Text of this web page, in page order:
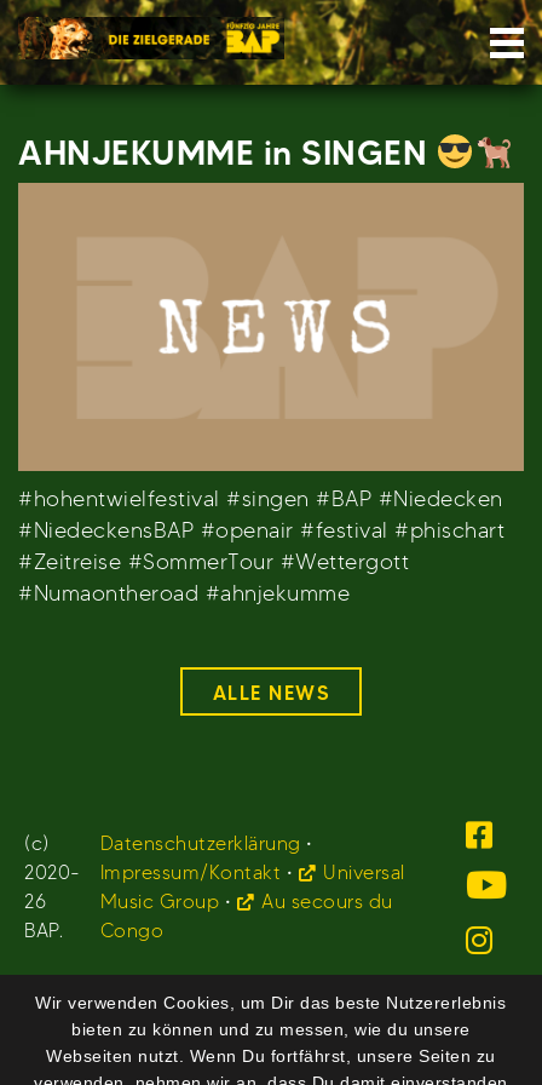
Skip
to
content
AHNJEKUMME in SINGEN
#hohentwielfestival #singen #BAP #Niedecken
#NiedeckensBAP #openair #festival #phischart
#Zeitreise #SommerTour #Wettergott
#Numaontheroad #ahnjekumme
ALLE NEWS
(c)
2020-
26
BAP.
Datenschutzerklärung •
Impressum/Kontakt •
Universal
Music Group •
Au secours du
Congo
Wir verwenden Cookies, um Dir das beste Nutzererlebnis
bieten zu können und zu messen, wie du unsere
Webseiten nutzt. Wenn Du fortfährst, unsere Seiten zu